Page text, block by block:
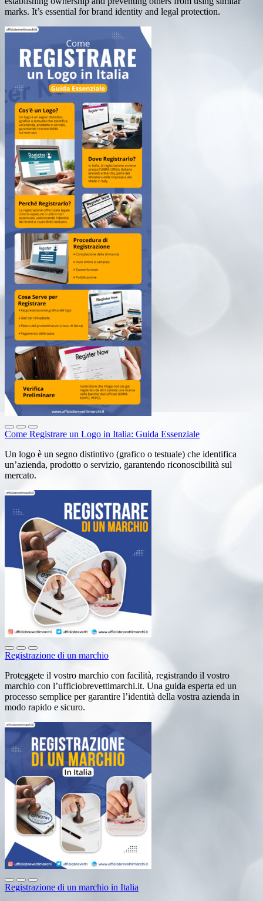
marks. It’s essential for brand identity and legal protection.
Come Registrare un Logo in Italia: Guida Essenziale
Un logo è un segno distintivo (grafico o testuale) che identifica
un’azienda, prodotto o servizio, garantendo riconoscibilità sul
mercato.
Registrazione di un marchio
Proteggete il vostro marchio con facilità, registrando il vostro
marchio con l’ufficiobrevettimarchi.it. Una guida esperta ed un
processo semplice per garantire l’identità della vostra azienda in
modo rapido e sicuro.
Registrazione di un marchio in Italia